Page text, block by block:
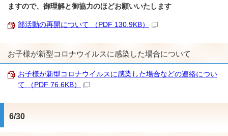
ますので、御理解と御協力のほどお願いいたします
部活動の再開について （PDF 130.9KB）
お子様が新型コロナウイルスに感染した場合について
お子様が新型コロナウイルスに感染した場合などの連絡につい
て （PDF 76.6KB）
6/30